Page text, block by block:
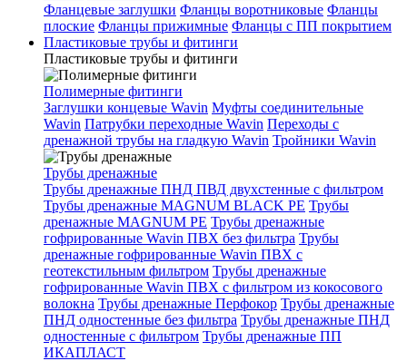
Фланцевые заглушки Фланцы воротниковые Фланцы
плоские Фланцы прижимные Фланцы с ПП покрытием
Пластиковые трубы и фитинги
Пластиковые трубы и фитинги
Полимерные фитинги
Заглушки концевые Wavin Муфты соединительные
Wavin Патрубки переходные Wavin Переходы с
дренажной трубы на гладкую Wavin Тройники Wavin
Трубы дренажные
Трубы дренажные ПНД ПВД двухстенные с фильтром
Трубы дренажные MAGNUM BLACK PE Трубы
дренажные MAGNUM PE Трубы дренажные
гофрированные Wavin ПВХ без фильтра Трубы
дренажные гофрированные Wavin ПВХ с
геотекстильным фильтром Трубы дренажные
гофрированные Wavin ПВХ с фильтром из кокосового
волокна Трубы дренажные Перфокор Трубы дренажные
ПНД одностенные без фильтра Трубы дренажные ПНД
одностенные с фильтром Трубы дренажные ПП
ИКАПЛАСТ